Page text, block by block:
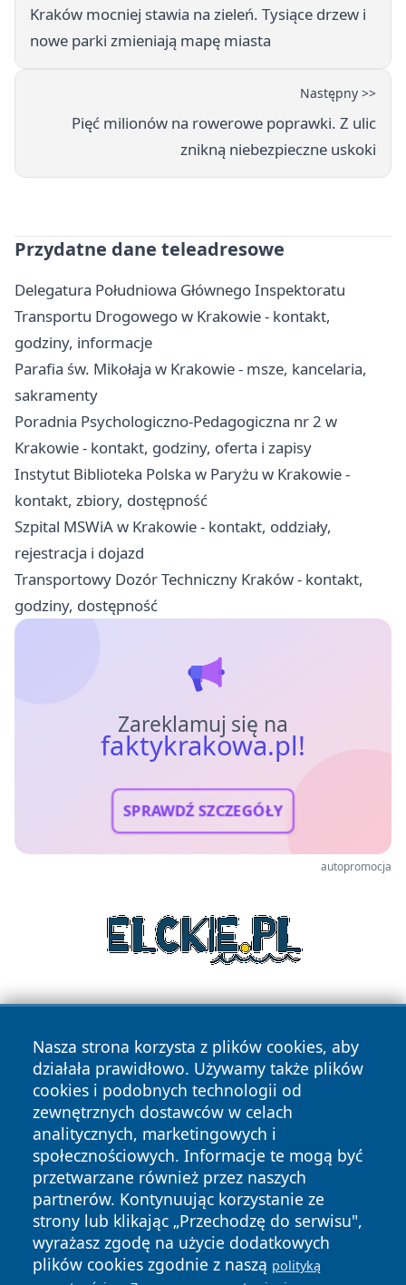
Kraków mocniej stawia na zieleń. Tysiące drzew i
nowe parki zmieniają mapę miasta
Następny >>
Pięć milionów na rowerowe poprawki. Z ulic
znikną niebezpieczne uskoki
Przydatne dane teleadresowe
Delegatura Południowa Głównego Inspektoratu
Transportu Drogowego w Krakowie - kontakt,
godziny, informacje
Parafia św. Mikołaja w Krakowie - msze, kancelaria,
sakramenty
Poradnia Psychologiczno-Pedagogiczna nr 2 w
Krakowie - kontakt, godziny, oferta i zapisy
Instytut Biblioteka Polska w Paryżu w Krakowie -
kontakt, zbiory, dostępność
Szpital MSWiA w Krakowie - kontakt, oddziały,
rejestracja i dojazd
Transportowy Dozór Techniczny Kraków - kontakt,
godziny, dostępność
Zareklamuj się na
faktykrakowa.pl!
SPRAWDŹ SZCZEGÓŁY
autopromocja
Nasza strona korzysta z plików cookies, aby
działała prawidłowo. Używamy także plików
cookies i podobnych technologii od
zewnętrznych dostawców w celach
analitycznych, marketingowych i
społecznościowych. Informacje te mogą być
przetwarzane również przez naszych
partnerów. Kontynuując korzystanie ze
strony lub klikając „Przechodzę do serwisu",
wyrażasz zgodę na użycie dodatkowych
plików cookies zgodnie z naszą polityką
Copyright © 2026 faktykrakowa.pl Wszystkie prawa
zastrzeżone.
News Autorzy
Polityka
Prywatności
Polityka
Cookies